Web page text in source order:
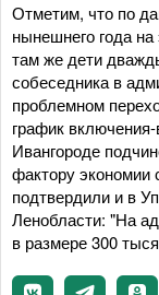
Отметим, что по
нынешнего года
там же дети
собеседника в
проблемном
график
Ивангороде
фактору
подтвердили и в
Ленобласти: "На
в размере 300